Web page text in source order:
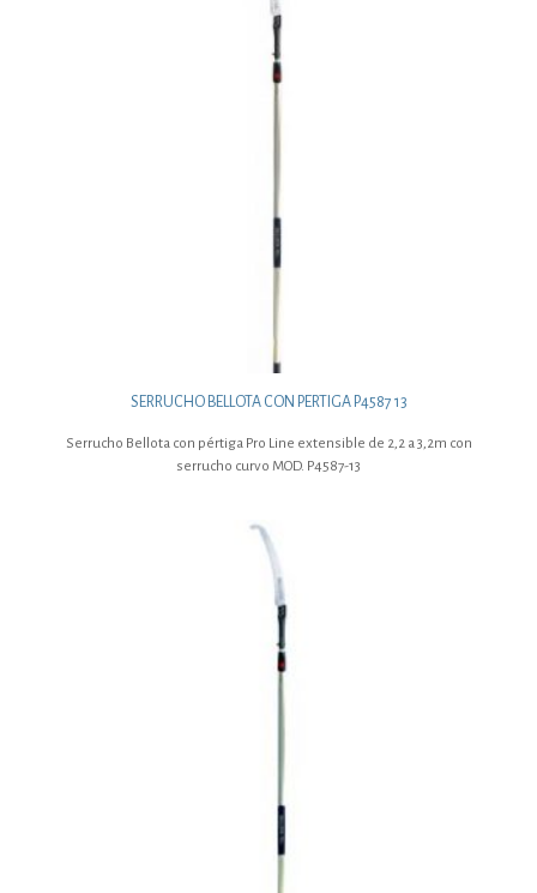
SERRUCHO BELLOTA CON PERTIGA P4587 13
Serrucho Bellota con pértiga Pro Line extensible de 2,2 a 3,2m con
serrucho curvo MOD. P4587-13